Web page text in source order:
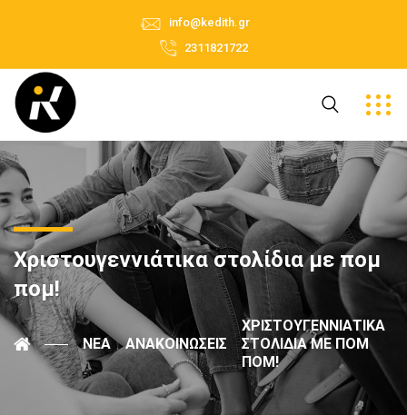
info@kedith.gr
2311821722
Χριστουγεννιάτικα στολίδια με πομ
πομ!
ΝΈΑ ΑΝΑΚΟΙΝΏΣΕΙΣ
ΧΡΙΣΤΟΥΓΕΝΝΙΆΤΙΚΑ
ΣΤΟΛΊΔΙΑ ΜΕ ΠΟΜ
ΠΟΜ!